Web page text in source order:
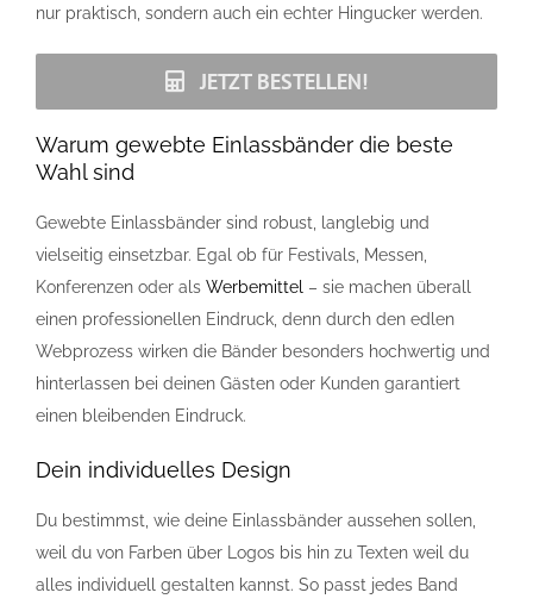
nur praktisch, sondern auch ein echter Hingucker werden.
JETZT BESTELLEN!
Warum gewebte Einlassbänder die beste
Wahl sind
Gewebte Einlassbänder sind robust, langlebig und
vielseitig einsetzbar. Egal ob für Festivals, Messen,
Konferenzen oder als Werbemittel – sie machen überall
einen professionellen Eindruck, denn durch den edlen
Webprozess wirken die Bänder besonders hochwertig und
hinterlassen bei deinen Gästen oder Kunden garantiert
einen bleibenden Eindruck.
Dein individuelles Design
Du bestimmst, wie deine Einlassbänder aussehen sollen,
weil du von Farben über Logos bis hin zu Texten weil du
alles individuell gestalten kannst. So passt jedes Band